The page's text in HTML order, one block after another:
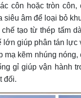
côn hoặc tròn
âm để loại bỏ
tạo từ thép tấm
lớn giúp phân tán lực
mạ kẽm nhúng
gỉ giúp vận hành
đối.